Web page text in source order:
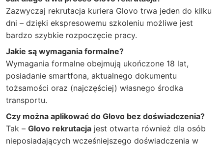
Zazwyczaj rekrutacja kuriera Glovo trwa jeden do kilku
dni – dzięki ekspresowemu szkoleniu możliwe jest
bardzo szybkie rozpoczęcie pracy.
Jakie są wymagania formalne?
Wymagania formalne obejmują ukończone 18 lat,
posiadanie smartfona, aktualnego dokumentu
tożsamości oraz (najczęściej) własnego środka
transportu.
Czy można aplikować do Glovo bez doświadczenia?
Tak – Glovo rekrutacja jest otwarta również dla osób
nieposiadających wcześniejszego doświadczenia w